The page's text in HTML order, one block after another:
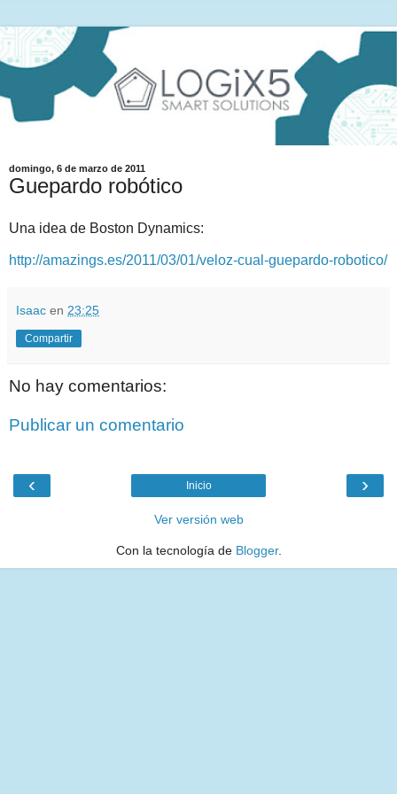
domingo, 6 de marzo de 2011
Guepardo robótico
Una idea de Boston Dynamics:
http://amazings.es/2011/03/01/veloz-cual-guepardo-robotico/
Isaac en 23:25
Compartir
No hay comentarios:
Publicar un comentario
‹ ›
Inicio
Ver versión web
Con la tecnología de Blogger.